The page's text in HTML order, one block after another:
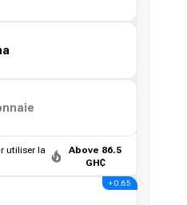
utiliser la
Above 86.5
GH₵
+ 0.65